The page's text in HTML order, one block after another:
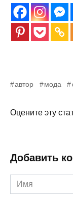
автор мода
Оцените эту
Добавить
Имя
*